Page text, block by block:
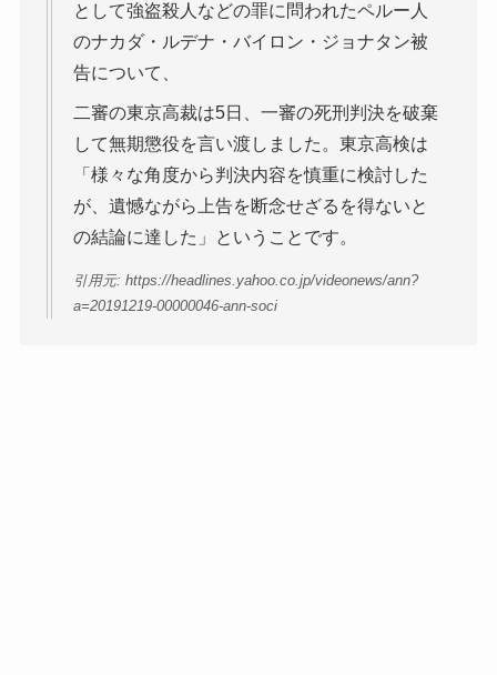
として強盗殺人などの罪に問われたペルー人
のナカダ・ルデナ・バイロン・ジョナタン被
告について、
二審の東京高裁は5日、一審の死刑判決を破棄
して無期懲役を言い渡しました。東京高検は
「様々な角度から判決内容を慎重に検討した
が、遺憾ながら上告を断念せざるを得ないと
の結論に達した」ということです。
引用元: https://headlines.yahoo.co.jp/videonews/ann?
a=20191219-00000046-ann-soci